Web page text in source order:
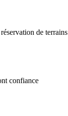
de terrains
confiance